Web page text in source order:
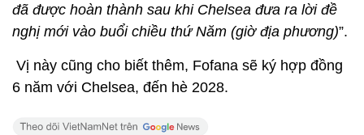
đã được hoàn thành sau khi Chelsea đưa ra lời đề
nghị mới vào buổi chiều thứ Năm (giờ địa phương)”.
Vị này cũng cho biết thêm, Fofana sẽ ký hợp đồng
6 năm với Chelsea, đến hè 2028.